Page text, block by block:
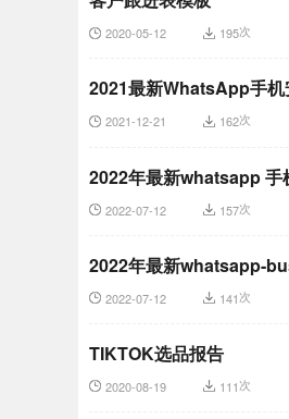
2020-05-12 195次
2021最新WhatsApp手机
2021-12-21 162次
2022年最新whatsapp 手
2022-07-12 157次
2022年最新whatsapp-
2022-07-12 141次
TIKTOK选品报告
2020-08-19 111次